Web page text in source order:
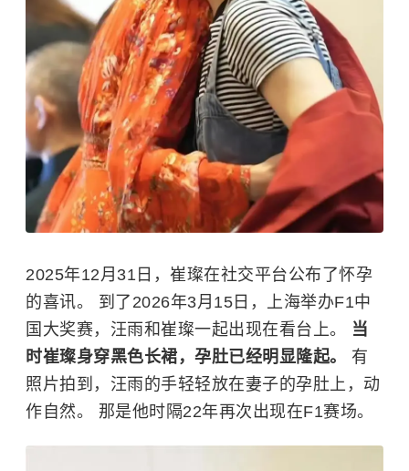
2025年12月31日，崔璨在社交平台公布了怀孕
的喜讯。 到了2026年3月15日，上海举办F1中
国大奖赛，汪雨和崔璨一起出现在看台上。 当
时崔璨身穿黑色长裙，孕肚已经明显隆起。 有
照片拍到，汪雨的手轻轻放在妻子的孕肚上，动
作自然。 那是他时隔22年再次出现在F1赛场。